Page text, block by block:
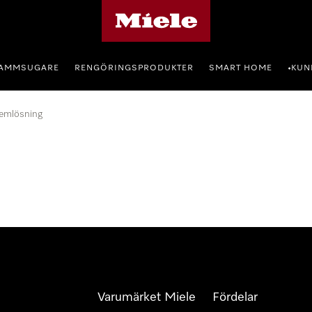
RENGÖRINGSPRODUKTER SMART HOME •
Varumärket Miele Fördelar